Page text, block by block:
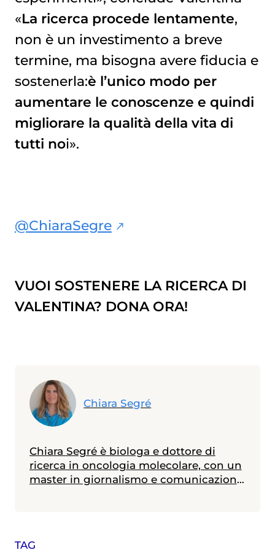
TAG
«La ricerca procede lentamente,
non è un investimento a breve
termine, ma bisogna avere fiducia e
sostenerla:è l’unico modo per
aumentare le conoscenze e quindi
migliorare la qualità della vita di
tutti noi».
@ChiaraSegre
VUOI SOSTENERE LA RICERCA DI
VALENTINA? DONA ORA!
Chiara Segré
Chiara Segré è biologa e dottore di
ricerca in oncologia molecolare, con un
master in giornalismo e comunicazione